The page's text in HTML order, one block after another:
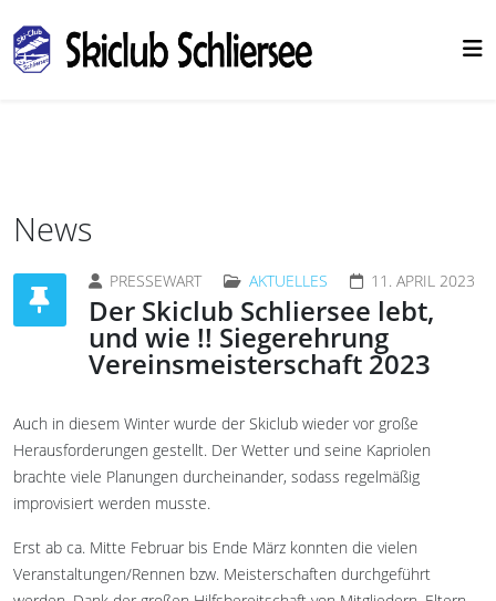
News
PRESSEWART AKTUELLES 11. APRIL 2023
Der Skiclub Schliersee lebt,
und wie !! Siegerehrung
Vereinsmeisterschaft 2023
Auch in diesem Winter wurde der Skiclub wieder vor große
Herausforderungen gestellt. Der Wetter und seine Kapriolen
brachte viele Planungen durcheinander, sodass regelmäßig
improvisiert werden musste.
Erst ab ca. Mitte Februar bis Ende März konnten die vielen
Veranstaltungen/Rennen bzw. Meisterschaften durchgeführt